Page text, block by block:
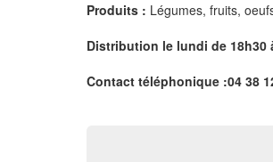
Produits : Légumes, fruits,
Distribution le lundi de 18h30
Contact téléphonique :04 38